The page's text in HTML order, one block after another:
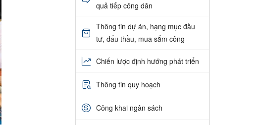
quả tiếp công dân
Thông tin dự án, hạng mục đầu
tư, đấu thầu, mua sắm công
Chiến lược định hướng phát triển
Thông tin quy hoạch
Công khai ngân sách